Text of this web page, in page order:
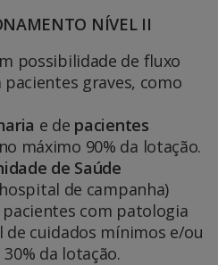
NÍVEL II
possibilidade de fluxo
graves, como
e de pacientes
máximo 90% da lotação.
de Saúde
de campanha)
com patologia
de cuidados mínimos e/ou
da lotação.